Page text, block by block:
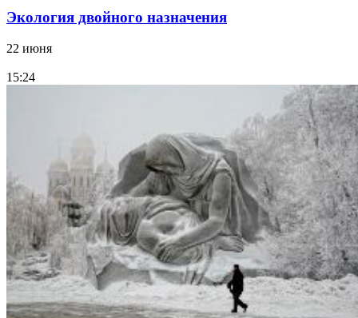
Экология двойного назначения
22 июня
15:24